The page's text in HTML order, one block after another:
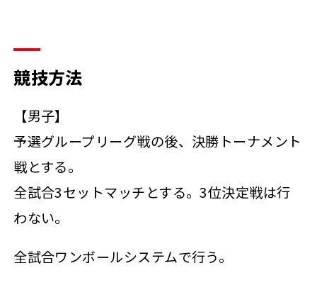
競技方法
【男子】
予選グループリーグ戦の後、決勝トーナメント
戦とする。
全試合3セットマッチとする。3位決定戦は行
わない。
全試合ワンボールシステムで行う。